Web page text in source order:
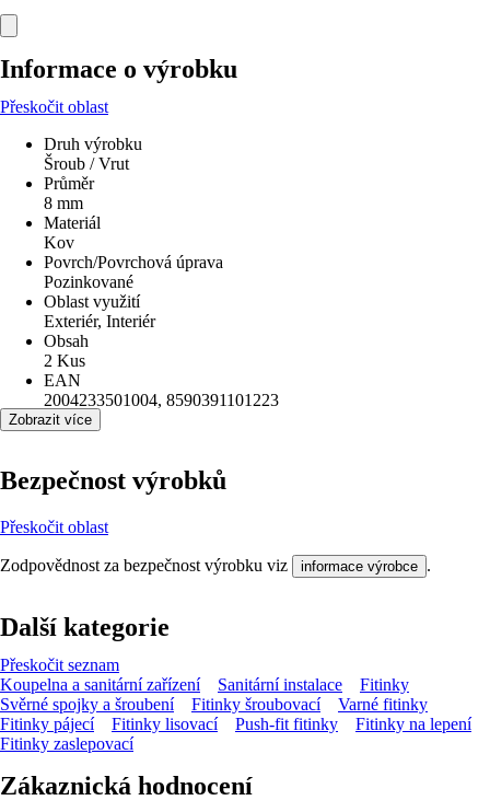
Informace o výrobku
Přeskočit oblast
Druh výrobku
Šroub / Vrut
Průměr
8 mm
Materiál
Kov
Povrch/Povrchová úprava
Pozinkované
Oblast využití
Exteriér, Interiér
Obsah
2 Kus
EAN
2004233501004, 8590391101223
Zobrazit více
Bezpečnost výrobků
Přeskočit oblast
Zodpovědnost za bezpečnost výrobku viz informace výrobce .
Další kategorie
Přeskočit seznam
Koupelna a sanitární zařízení
Sanitární instalace
Fitinky
Svěrné spojky a šroubení
Fitinky šroubovací
Varné fitinky
Fitinky pájecí
Fitinky lisovací Push-fit fitinky
Fitinky na lepení
Fitinky zaslepovací
Zákaznická hodnocení